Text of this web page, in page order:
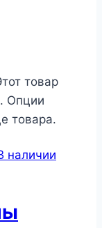
товар
Опции
товара.
наличии